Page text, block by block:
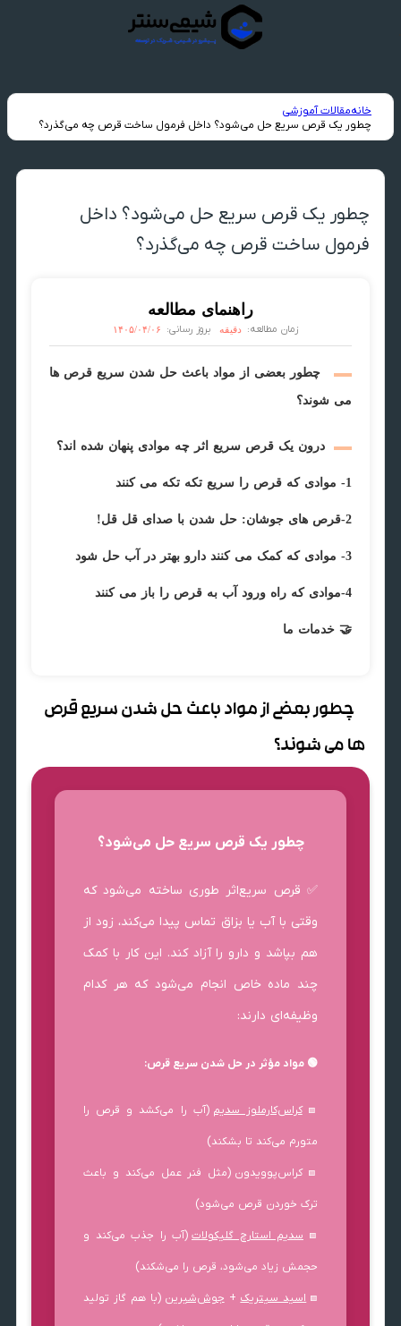
خانهمقالات آموزشی
چطور یک قرص سریع حل می‌شود؟ داخل فرمول ساخت قرص چه می‌گذرد؟
چطور یک قرص سریع حل می‌شود؟ داخل
فرمول ساخت قرص چه می‌گذرد؟
راهنمای مطالعه
زمان مطالعه: دقیقه بروز رسانی: ۱۴۰۵/۰۴/۰۶
چطور بعضی از مواد باعث حل شدن سریع قرص ها
می شوند؟
درون یک قرص سریع اثر چه موادی پنهان شده اند؟
1- موادی که قرص را سریع تکه تکه می کنند
2-قرص های جوشان: حل شدن با صدای قل قل!
3- موادی که کمک می کنند دارو بهتر در آب حل شود
4-موادی که راه ورود آب به قرص را باز می کنند
🤝 خدمات ما
چطور بعضی از مواد باعث حل شدن سریع قرص
ها می شوند؟
چطور یک قرص سریع حل می‌شود؟
✅ قرص سریع‌اثر طوری ساخته می‌شود که
وقتی با آب یا بزاق تماس پیدا می‌کند، زود از
هم بپاشد و دارو را آزاد کند. این کار با کمک
چند ماده خاص انجام می‌شود که هر کدام
وظیفه‌ای دارند:
🟢 مواد مؤثر در حل شدن سریع قرص:
🟩کراس‌کارملوز سدیم (آب را می‌کشد و قرص را
متورم می‌کند تا بشکند)
🟩 کراس‌پوویدون (مثل فنر عمل می‌کند و باعث
ترک خوردن قرص می‌شود)
🟩 سدیم استارچ گلیکولات (آب را جذب می‌کند و
حجمش زیاد می‌شود، قرص را می‌شکند)
🟩 اسید سیتریک + جوش‌شیرین (با هم گاز تولید